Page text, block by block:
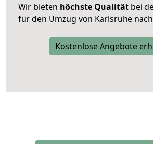
Wir bieten höchste Qualität bei
für den Umzug von Karlsruhe
Kostenlose Angebote